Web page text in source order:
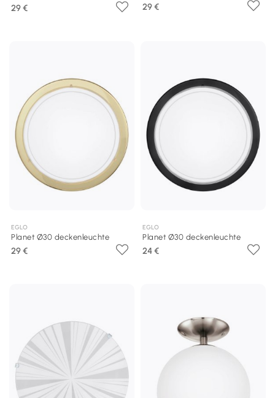
29 € 29 €
EGLO
Planet Ø30 deckenleuchte
29 €
EGLO
Planet Ø30 deckenleuchte
24 €